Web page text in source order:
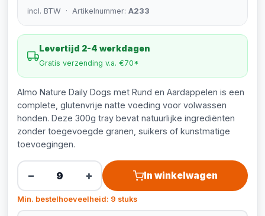
incl. BTW · Artikelnummer: A233
Levertijd 2-4 werkdagen
Gratis verzending v.a. €70*
Almo Nature Daily Dogs met Rund en Aardappelen is een
complete, glutenvrije natte voeding voor volwassen
honden. Deze 300g tray bevat natuurlijke ingrediënten
zonder toegevoegde granen, suikers of kunstmatige
toevoegingen.
− + In winkelwagen
Min. bestelhoeveelheid: 9 stuks